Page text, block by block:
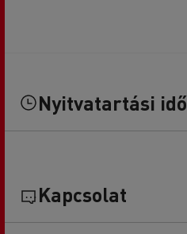
Nyitvatartási idő
Kapcsolat